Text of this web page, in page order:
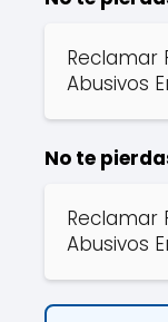
Reclamar
Abusivos
No te
Reclamar
Abusivos